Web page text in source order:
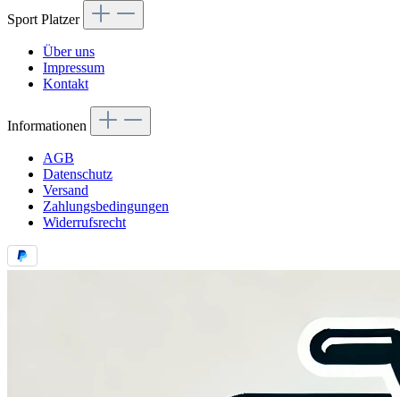
Sport Platzer
Über uns
Impressum
Kontakt
Informationen
AGB
Datenschutz
Versand
Zahlungsbedingungen
Widerrufsrecht